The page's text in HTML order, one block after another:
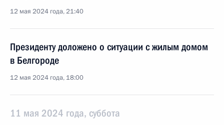
12 мая 2024 года, 21:40
Президенту доложено о ситуации с жилым домом
в Белгороде
12 мая 2024 года, 18:00
11 мая 2024 года, суббота